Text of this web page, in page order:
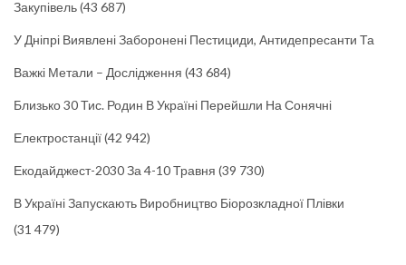
Закупівель(43 687)
У Дніпрі Виявлені Заборонені Пестициди, Антидепресанти Та
Важкі Метали – Дослідження (43 684)
Близько 30 Тис. Родин В Україні Перейшли На Сонячні
Електростанції(42 942)
Екодайджест-2030 За 4-10 Травня (39 730)
В Україні Запускають Виробництво Біорозкладної Плівки
(31 479)